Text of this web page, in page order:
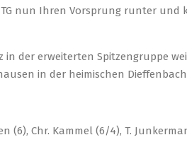
nun Ihren Vorsprung runter
in der erweiterten Spitzengruppe
in der heimischen
(6), Chr. Kammel (6/4), T.